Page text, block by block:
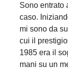
Sono entrato
caso.
mi sono da
cui il
1985 era il
mani su un